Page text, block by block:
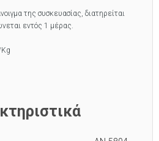
της συσκευασίας, διατηρείται
εντός 1 μέρας.